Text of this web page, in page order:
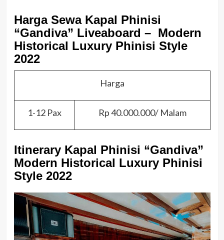
Harga Sewa Kapal Phinisi
“Gandiva” Liveaboard – Modern
Historical Luxury Phinisi Style
2022
Harga
1-12 Pax Rp 40.000.000/ Malam
Itinerary Kapal Phinisi “Gandiva”
Modern Historical Luxury Phinisi
Style 2022